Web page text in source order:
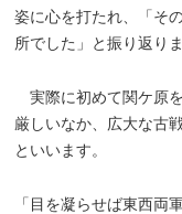
姿に心を打たれ、「そ
所でした」と振り返りま
実際に初めて関ケ原
厳しいなか、広大な古
といいます。
「目を凝らせば東西両